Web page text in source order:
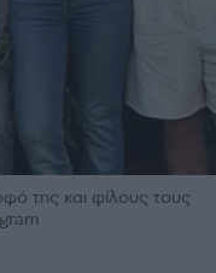
της και φίλους τους